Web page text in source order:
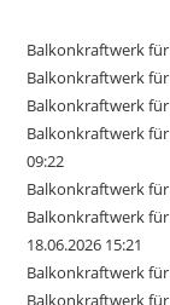
Balkonkraftwerk
Balkonkraftwerk
Balkonkraftwerk
Balkonkraftwerk
09:22
Balkonkraftwerk
Balkonkraftwerk
18.06.2026 15:21
Balkonkraftwerk
Balkonkraftwerk